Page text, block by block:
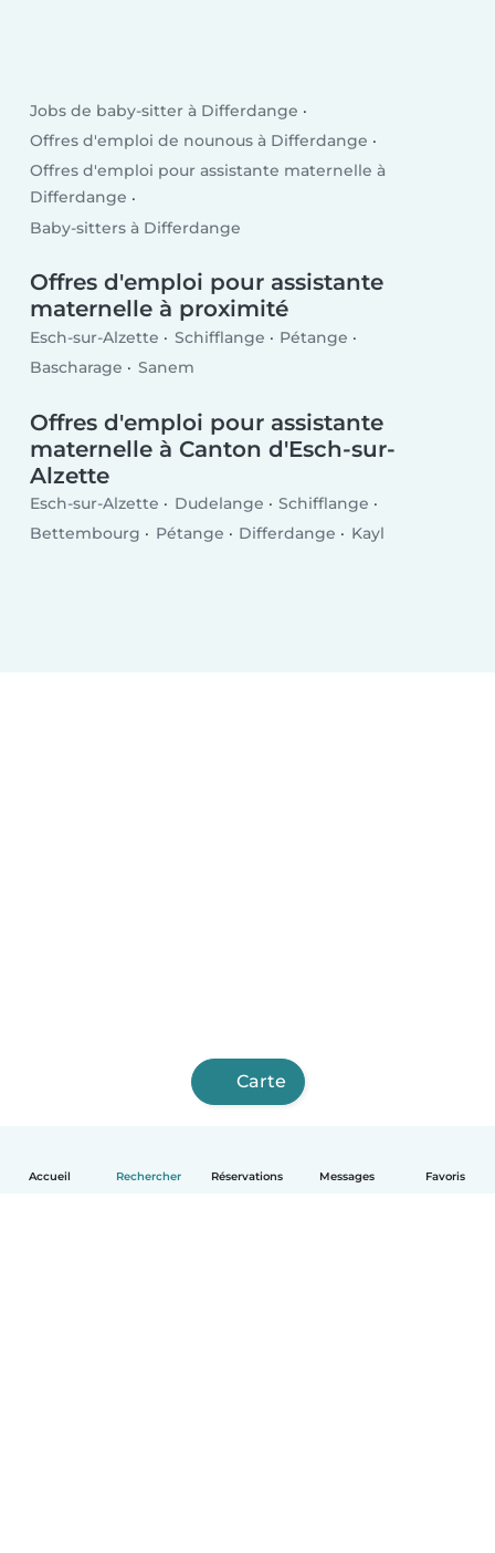
Accueil Rechercher Réservations Messages Favoris
Jobs de baby-sitter à Differdange
Offres d'emploi de nounous à Differdange
Offres d'emploi pour assistante maternelle à
Differdange
Baby-sitters à Differdange
Offres d'emploi pour assistante
maternelle à proximité
Esch-sur-Alzette Schifflange
Pétange
Bascharage
Sanem
Offres d'emploi pour assistante
maternelle à Canton d'Esch-sur-
Alzette
Esch-sur-Alzette Dudelange
Schifflange
Bettembourg
Pétange Differdange Kayl
Carte